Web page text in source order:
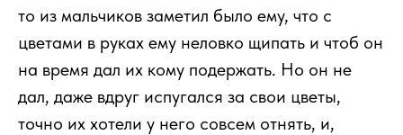
то из мальчиков заметил было ему, что с
цветами в руках ему неловко щипать и чтоб он
на время дал их кому подержать. Но он не
дал, даже вдруг испугался за свои цветы,
точно их хотели у него совсем отнять, и,